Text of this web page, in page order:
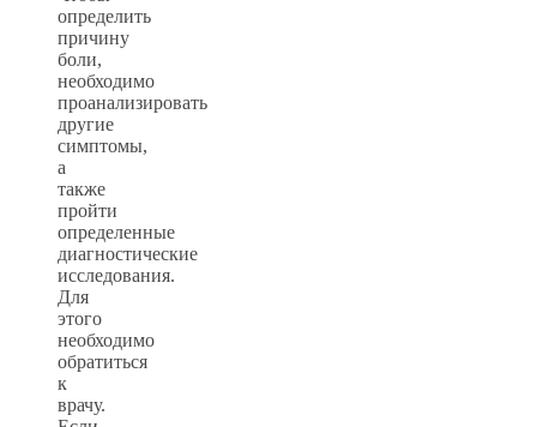
определить
причину
боли,
необходимо
проанализировать
другие
симптомы,
а
также
пройти
определенные
диагностические
исследования.
Для
этого
необходимо
обратиться
к
врачу.